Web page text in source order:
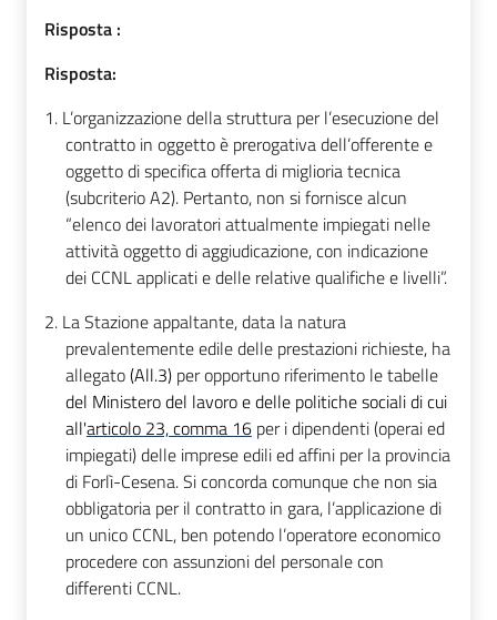
Risposta :
Risposta:
1. L’organizzazione della struttura per l’esecuzione del
contratto in oggetto è prerogativa dell’offerente e
oggetto di specifica offerta di miglioria tecnica
(subcriterio A2). Pertanto, non si fornisce alcun
“elenco dei lavoratori attualmente impiegati nelle
attività oggetto di aggiudicazione, con indicazione
dei CCNL applicati e delle relative qualifiche e livelli”.
2. La Stazione appaltante, data la natura
prevalentemente edile delle prestazioni richieste, ha
allegato(All.3) per opportuno riferimento le tabelle
del Ministero del lavoro e delle politiche sociali di cui
all'articolo 23, comma 16 per i dipendenti (operai ed
impiegati) delle imprese edili ed affini per la provincia
di Forlì-Cesena. Si concorda comunque che non sia
obbligatoria per il contratto in gara, l’applicazione di
un unico CCNL, ben potendo l’operatore economico
procedere con assunzioni del personale con
differenti CCNL.